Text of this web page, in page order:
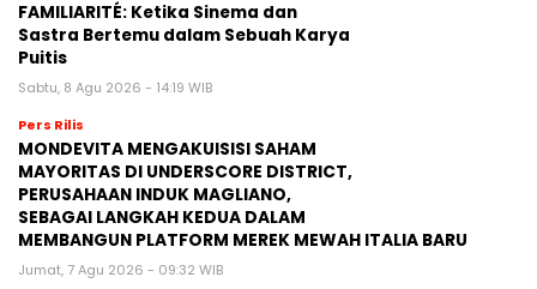
FAMILIARITÉ: Ketika Sinema dan
Sastra Bertemu dalam Sebuah Karya
Puitis
Sabtu, 8 Agu 2026 - 14:19 WIB
Pers Rilis
MONDEVITA MENGAKUISISI SAHAM
MAYORITAS DI UNDERSCORE DISTRICT,
PERUSAHAAN INDUK MAGLIANO,
SEBAGAI LANGKAH KEDUA DALAM
MEMBANGUN PLATFORM MEREK MEWAH ITALIA BARU
Jumat, 7 Agu 2026 - 09:32 WIB